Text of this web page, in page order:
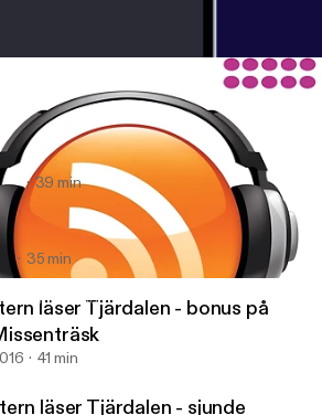
föreningspodd
läser Maken - andra samtalet
39 min
läser Maken - första samtalet
35 min
läser Tjärdalen - bonus på
41 min
läser Tjärdalen - sjunde